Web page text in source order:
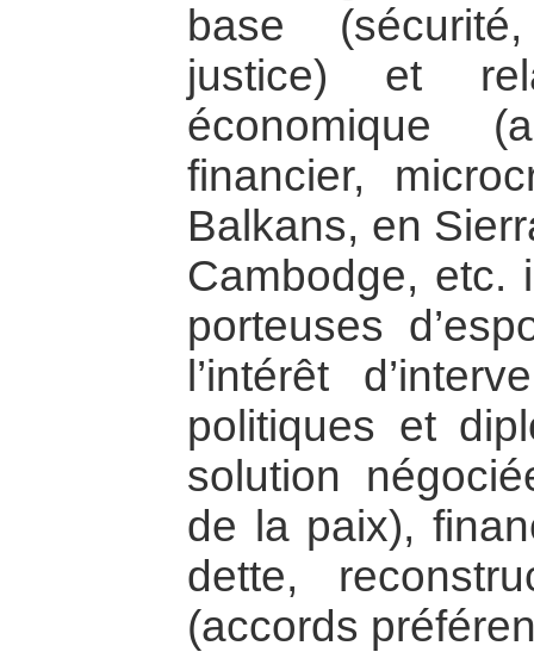
base
justice) et
économique
financier,
Balkans, en
Cambodge, etc.
porteuses
l’intérêt
politiques et
solution
de la paix),
dette,
(accords